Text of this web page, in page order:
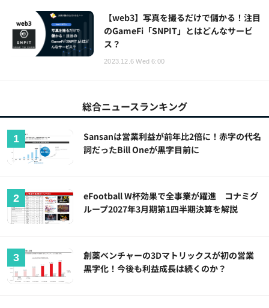
【web3】写真を撮るだけで儲かる！注目
のGameFi「SNPIT」とはどんなサービ
ス？
2023.12.6 Wed 6:00
総合ニュースランキング
Sansanは営業利益が前年比2倍に！赤字の代名
詞だったBill Oneが黒字目前に
eFootball W杯効果で全事業が躍進 コナミグ
ループ2027年3月期第1四半期決算を解説
創薬ベンチャーの3Dマトリックスが初の営業
黒字化！今後も利益成長は続くのか？